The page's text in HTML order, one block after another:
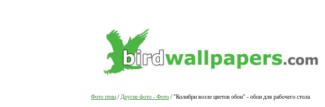
Фото птиц / Другие фото - Фото / "Колибри возле цветов обои" - обои для рабочего стола